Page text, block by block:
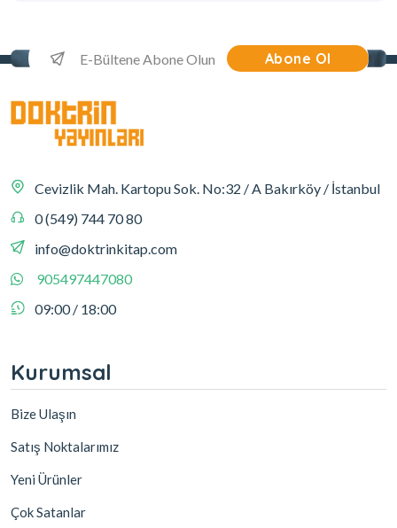
Abone Ol
Cevizlik Mah. Kartopu Sok. No:32 / A Bakırköy / İstanbul
0 (549) 744 70 80
info@doktrinkitap.com
905497447080
09:00 / 18:00
Kurumsal
Bize Ulaşın
Satış Noktalarımız
Yeni Ürünler
Çok Satanlar